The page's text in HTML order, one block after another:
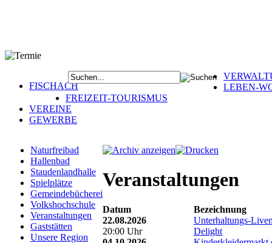
FISCHACH
LEBEN-
FREIZEIT-TOURISMUS
VEREINE
GEWERBE
Naturfreibad
Hallenbad
Staudenlandhalle
Spielplätze
Gemeindebücherei
Volkshochschule
Veranstaltungen
Gaststätten
Unsere Region
Veranstaltungen
Datum
Bezeichnung
22.08.2026
20:00 Uhr
Unterhaltungs-
Delight